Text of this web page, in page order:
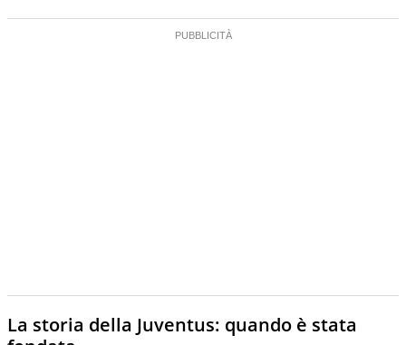
La storia della Juventus: quando è stata